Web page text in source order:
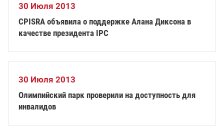
30 Июля 2013
CPISRA объявила о поддержке Алана Диксона в
качестве президента IPC
30 Июля 2013
Олимпийский парк проверили на доступность для
инвалидов